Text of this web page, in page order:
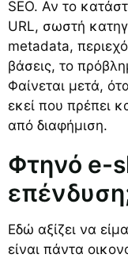
SEO. Αν το
URL, σωστή
metadata,
βάσεις, το
Φαίνεται μετά,
εκεί που πρέπει
από διαφήμιση.
Φτηνό e-
Εδώ αξίζει να
είναι πάντα